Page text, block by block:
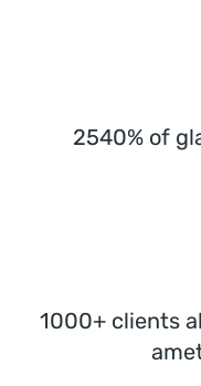
2540% of
1000+ clients